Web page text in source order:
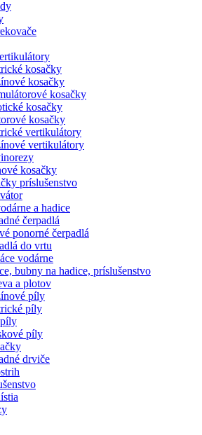
kosačky
kosačky
kosačky
kosačky
kosačky
vertikulátory
vertikulátory
kosačky
príslušenstvo
a hadice
čerpadlá
ponorné čerpadlá
do vrtu
vodárne
bubny na hadice, príslušenstvo
a plotov
píly
píly
píly
drviče